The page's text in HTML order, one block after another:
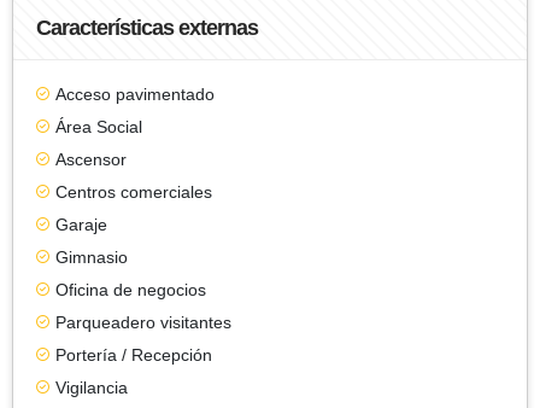
Características externas
Acceso pavimentado
Área Social
Ascensor
Centros comerciales
Garaje
Gimnasio
Oficina de negocios
Parqueadero visitantes
Portería / Recepción
Vigilancia